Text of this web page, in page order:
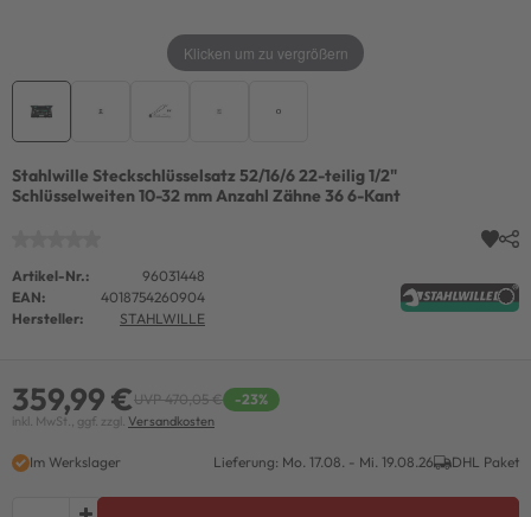
Klicken um zu vergrößern
Stahlwille Steckschlüsselsatz 52/16/6 22-teilig 1/2"
Schlüsselweiten 10-32 mm Anzahl Zähne 36 6-Kant
Artikel-Nr.:
96031448
EAN:
4018754260904
Hersteller:
STAHLWILLE
359,99 €UVP 470,05 € -23%
inkl. MwSt., ggf. zzgl. Versandkosten
Im Werkslager Lieferung: Mo. 17.08. - Mi. 19.08.26 DHL Paket